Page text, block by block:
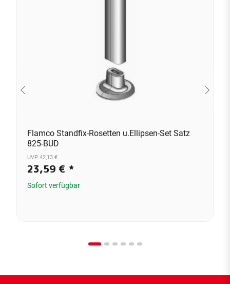
Flamco Standfix-Rosetten u.Ellipsen-Set Satz
825-BUD
UVP 42,13 €
23,59 € *
Sofort verfügbar